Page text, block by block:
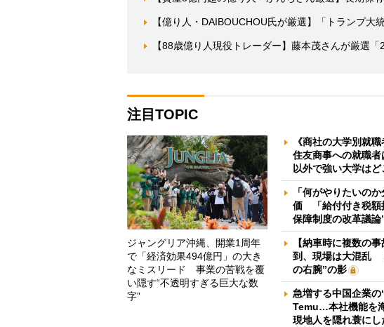
【億り人・DAIBOUCHOU氏が厳選】「トランプ大
【88歳億り人現役トレーダー】藤本茂さんが厳選「
注目TOPIC
ジャングリア沖縄、開業1周年
で「経済効果494億円」の大き
なミスリード 事業の苦戦を覆
い隠す“不透明すぎる巨大な数
字”
《商社の大学別就
住友商事への就職
以外で強い大学はど
「何がやりたいの
価 「給付付き税額
保障制度の改革議論
【納車時に複数の
到、現場は大混乱
の右腕”の影
急増する中国企業
Temu…本社機能を
現地人を隠れ蓑に